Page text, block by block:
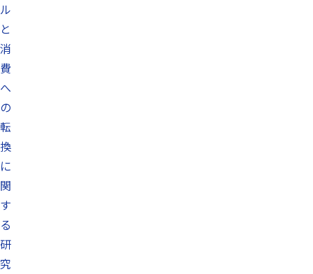
ル
と
消
費
へ
の
転
換
に
関
す
る
研
究